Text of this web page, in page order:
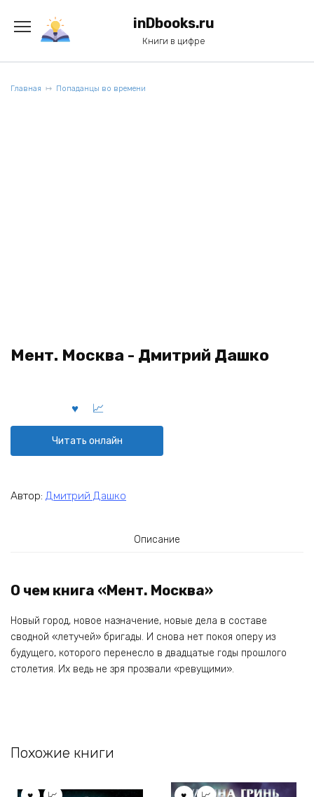
содержанию
inDbooks.ru
Книги в цифре
Главная Попаданцы во времени
Мент. Москва - Дмитрий Дашко
Читать онлайн
Автор: Дмитрий Дашко
Описание
О чем книга «Мент. Москва»
Новый город, новое назначение, новые дела в составе
сводной «летучей» бригады. И снова нет покоя оперу из
будущего, которого перенесло в двадцатые годы прошлого
столетия. Их ведь не зря прозвали «ревущими».
Похожие книги